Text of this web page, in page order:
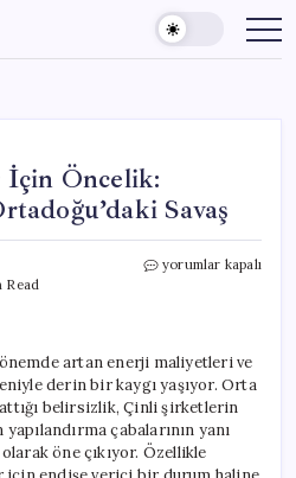
İçin Öncelik:
Savaş
Read
Çinli
Değil,
Ortadoğu’daki
Savaş
için
yorumlar kapalı
artan enerji maliyetleri ve
derin bir kaygı yaşıyor. Orta
belirsizlik, Çinli şirketlerin
çabalarının yanı
öne çıkıyor. Özellikle